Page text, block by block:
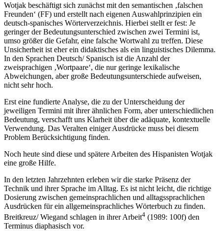
Wotjak beschäftigt sich zunächst mit den semantischen ‚falschen
Freunden‘ (FF) und erstellt nach eigenen Auswahlprinzipien ein
deutsch-spanisches Wörterverzeichnis. Hierbei stellt er fest: Je
geringer der Bedeutungsunterschied zwischen zwei Termini ist,
umso größer die Gefahr, eine falsche Wortwahl zu treffen. Diese
Unsicherheit ist eher ein didaktisches als ein linguistisches Dilemma.
In den Sprachen Deutsch/ Spanisch ist die Anzahl der
zweisprachigen ‚Wortpaare‘, die nur geringe lexikalische
Abweichungen, aber große Bedeutungsunterschiede aufweisen,
nicht sehr hoch.
Erst eine fundierte Analyse, die zu der Unterscheidung der
jeweiligen Termini mit ihrer ähnlichen Form, aber unterschiedlichen
Bedeutung, verschafft uns Klarheit über die adäquate, kontextuelle
Verwendung. Das Veralten einiger Ausdrücke muss bei diesem
Problem Berücksichtigung finden.
Noch heute sind diese und spätere Arbeiten des Hispanisten Wotjak
eine große Hilfe.
In den letzten Jahrzehnten erleben wir die starke Präsenz der
Technik und ihrer Sprache im Alltag. Es ist nicht leicht, die richtige
Dosierung zwischen gemeinsprachlichen und alltagssprachlichen
Ausdrücken für ein allgemeinsprachliches Wörterbuch zu finden.
Breitkreuz/ Wiegand schlagen in ihrer Arbeit4 (1989: 100f) den
Terminus diaphasisch vor.